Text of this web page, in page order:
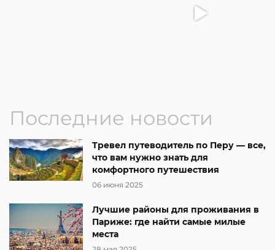
Последние новости
Тревел путеводитель по Перу — все,
что вам нужно знать для
комфортного путешествия
06 июня 2025
Лучшие районы для проживания в
Париже: где найти самые милые
места